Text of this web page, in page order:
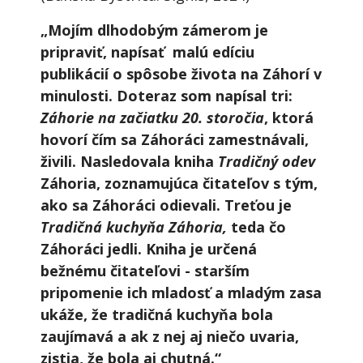
„Mojím dlhodobým zámerom je
pripraviť, napísať malú edíciu
publikácií o spôsobe života na Záhorí v
minulosti. Doteraz som napísal tri:
Záhorie na začiatku 20. storočia, ktorá
hovorí čím sa Záhoráci zamestnávali,
živili. Nasledovala kniha Tradičný odev
Záhoria, zoznamujúca čitateľov s tým,
ako sa Záhoráci odievali. Treťou je
Tradičná kuchyňa Záhoria, teda čo
Záhoráci jedli. Kniha je určená
bežnému čitateľovi - starším
pripomenie ich mladosť a mladým zasa
ukáže, že tradičná kuchyňa bola
zaujímavá a ak z nej aj niečo uvaria,
zistia, že bola aj chutná.“